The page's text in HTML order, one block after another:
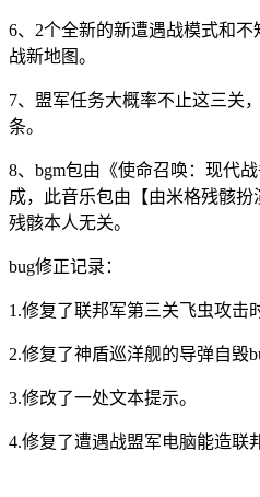
6、2个全新的新遭遇战模式和
战新地图。
7、盟军任务大概率不止这三关
条。
8、bgm包由《使命召唤：现代
成，此音乐包由【由米格残骸
残骸本人无关。
bug修正记录：
1.修复了联邦军第三关飞虫攻击
2.修复了神盾巡洋舰的导弹自毁
3.修改了一处文本提示。
4.修复了遭遇战盟军电脑能造联